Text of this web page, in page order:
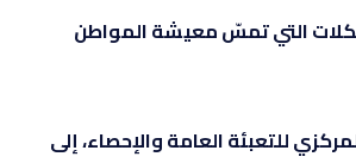
التي تمسّ معيشة المواطن
للتعبئة العامة والإحصاء، إلى